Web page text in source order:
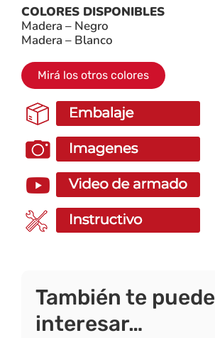
COLORES DISPONIBLES
Madera – Negro
Madera – Blanco
Mirá los otros colores
También te puede
interesar…